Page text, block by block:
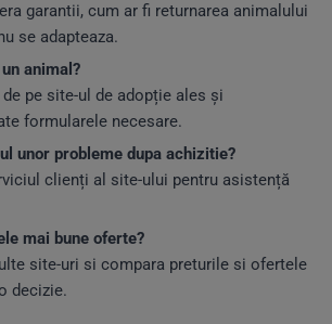
garantii, cum ar fi returnarea animalului
se adapteaza.
animal?
pe site-ul de adopție ales și
formularele necesare.
unor probleme dupa achizitie?
clienți al site-ului pentru asistență
mai bune oferte?
site-uri si compara preturile si ofertele
decizie.